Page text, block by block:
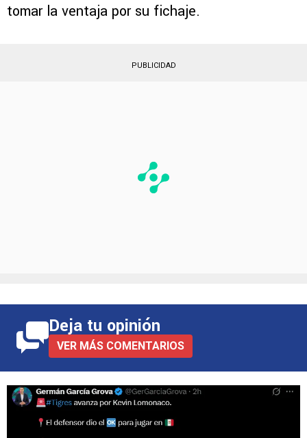
tomar la ventaja por su fichaje.
PUBLICIDAD
Deja tu opinión
VER MÁS COMENTARIOS